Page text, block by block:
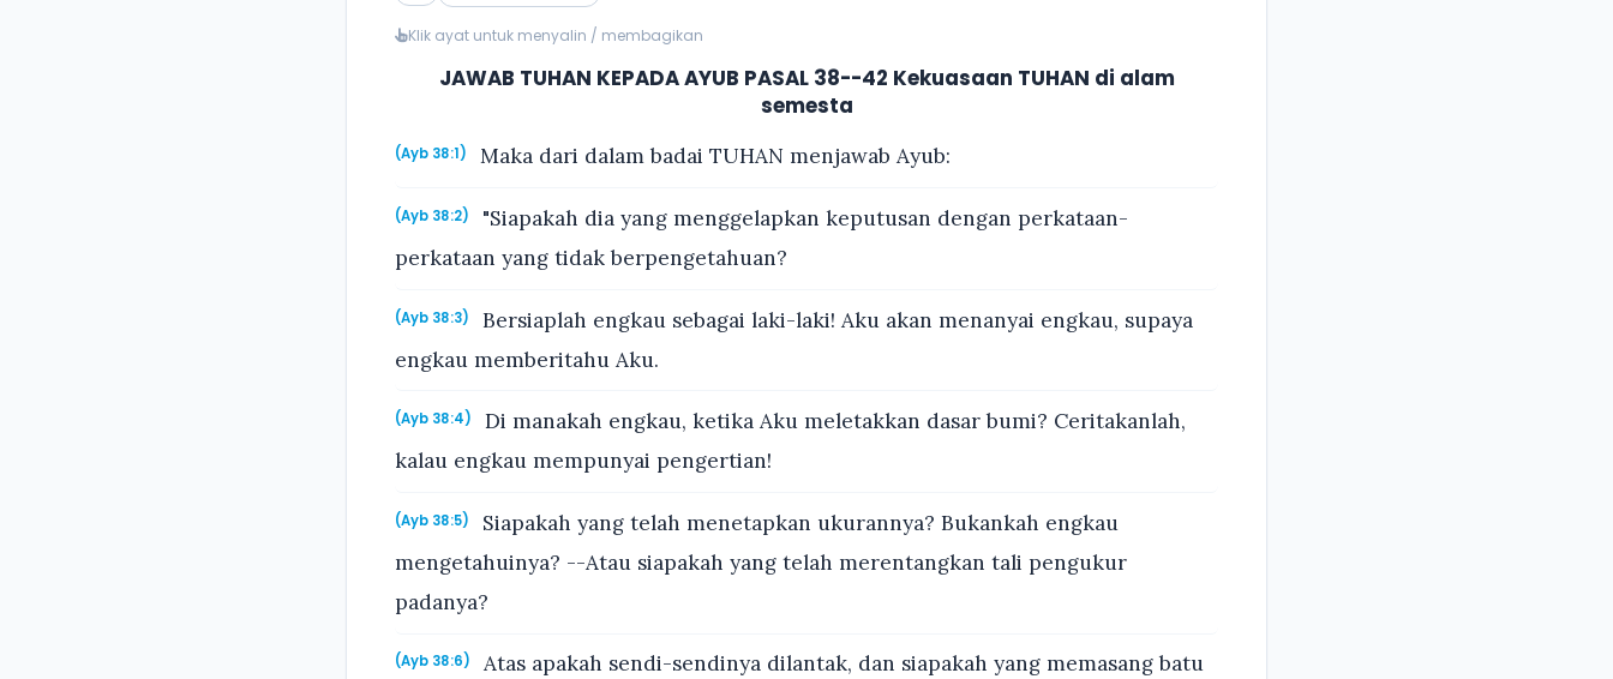
Klik ayat untuk menyalin / membagikan
JAWAB TUHAN KEPADA AYUB PASAL 38--42 Kekuasaan TUHAN di alam
semesta
(Ayb 38:1) Maka dari dalam badai TUHAN menjawab Ayub:
(Ayb 38:2)
"Siapakah dia yang menggelapkan keputusan dengan perkataan-
perkataan yang tidak berpengetahuan?
(Ayb 38:3)
Bersiaplah engkau sebagai laki-laki! Aku akan menanyai engkau, supaya
engkau memberitahu Aku.
(Ayb 38:4)
Di manakah engkau, ketika Aku meletakkan dasar bumi? Ceritakanlah,
kalau engkau mempunyai pengertian!
(Ayb 38:5)
Siapakah yang telah menetapkan ukurannya? Bukankah engkau
mengetahuinya? --Atau siapakah yang telah merentangkan tali pengukur
padanya?
(Ayb 38:6)
Atas apakah sendi-sendinya dilantak, dan siapakah yang memasang batu